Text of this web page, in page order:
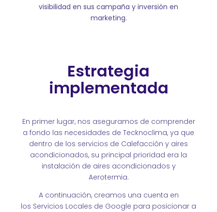
visibilidad en sus campaña y inversión en
marketing.
Estrategia
implementada
En primer lugar, nos aseguramos de comprender
a fondo las necesidades de Tecknoclima, ya que
dentro de los servicios de Calefacción y aires
acondicionados, su principal prioridad era la
instalación de aires acondicionados y
Aerotermia.
A continuación, creamos una cuenta en
los Servicios Locales de Google para posicionar a